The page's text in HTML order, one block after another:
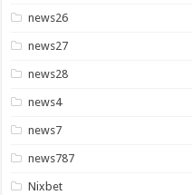
news26
news27
news28
news4
news7
news787
Nixbet